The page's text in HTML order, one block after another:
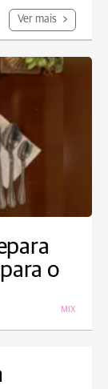
Ver mais
o
MIX